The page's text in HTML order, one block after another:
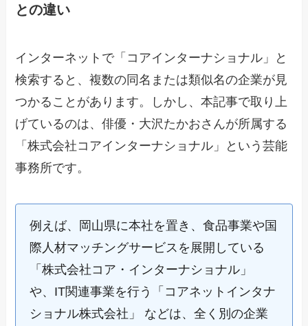
との違い
インターネットで「コアインターナショナル」と
検索すると、複数の同名または類似名の企業が見
つかることがあります。しかし、本記事で取り上
げているのは、俳優・大沢たかおさんが所属する
「株式会社コアインターナショナル」という芸能
事務所です。
例えば、岡山県に本社を置き、食品事業や国
際人材マッチングサービスを展開している
「株式会社コア・インターナショナル」
や、IT関連事業を行う「コアネットインタナ
ショナル株式会社」 などは、全く別の企業